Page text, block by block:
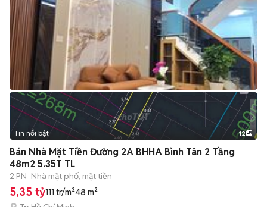
+2
Tin nổi bật 12
Bán Nhà Mặt Tiền Đường 2A BHHA Bình Tân 2 Tầng
48m2 5.35T TL
2 PN Nhà mặt phố, mặt tiền
5,35 tỷ111 tr/m²48 m²